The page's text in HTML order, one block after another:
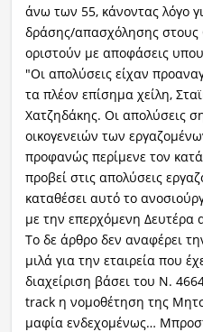
άνω των 55, κάνοντας λόγο
δράσης/απασχόλησης
οριστούν με αποφάσεις
"Οι απολύσεις είχαν
τα πλέον επίσημα χείλη,
Χατζηδάκης. Οι απολύσεις
οικογενειών των
προφανώς περίμενε τον
προβεί στις απολύσεις
καταθέσει αυτό το
με την επερχόμενη Δευτέρα
Το δε άρθρο δεν αναφέρει
μιλά για την εταιρεία που
διαχείριση βάσει του Ν.
track η νομοθέτηση της
μαφία ενδεχομένως…